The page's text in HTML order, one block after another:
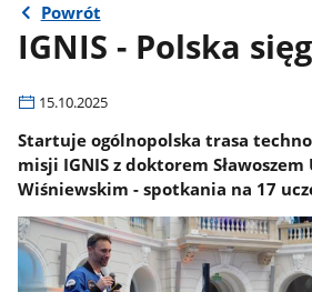
Powrót
IGNIS - Polska
15.10.2025
Startuje ogólnopolska trasa
misji IGNIS z doktorem
Wiśniewskim - spotkania na 17